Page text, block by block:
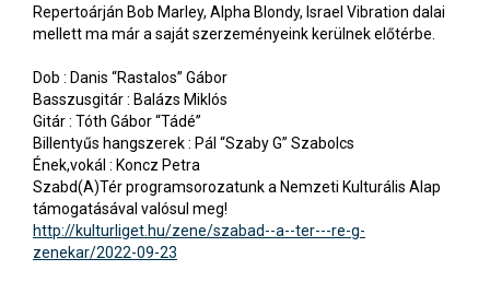
Repertoárján Bob Marley, Alpha Blondy, Israel Vibration dalai
mellett ma már a saját szerzeményeink kerülnek előtérbe.
Dob : Danis “Rastalos” Gábor
Basszusgitár : Balázs Miklós
Gitár : Tóth Gábor “Tádé”
Billentyűs hangszerek : Pál “Szaby G” Szabolcs
Ének,vokál : Koncz Petra
Szabd(A)Tér programsorozatunk a Nemzeti Kulturális Alap
támogatásával valósul meg!
http://kulturliget.hu/zene/szabad--a--ter---re-g-
zenekar/2022-09-23